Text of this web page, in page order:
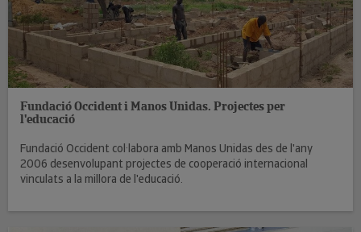
Fundació Occident i Manos Unidas. Projectes per
l'educació
Fundació Occident col·labora amb Manos Unidas des de l'any
2006 desenvolupant projectes de cooperació internacional
vinculats a la millora de l'educació.